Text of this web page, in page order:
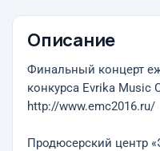
Описание
Финальный концерт
конкурса Evrika Music
http://www.emc2016.ru/
Продюсерский центр